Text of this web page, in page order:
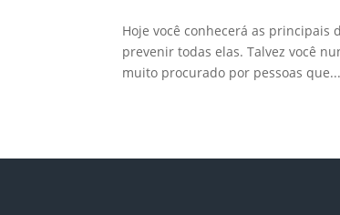
Hoje você conhecerá as principais
prevenir todas elas. Talvez você
muito procurado por pessoas que...